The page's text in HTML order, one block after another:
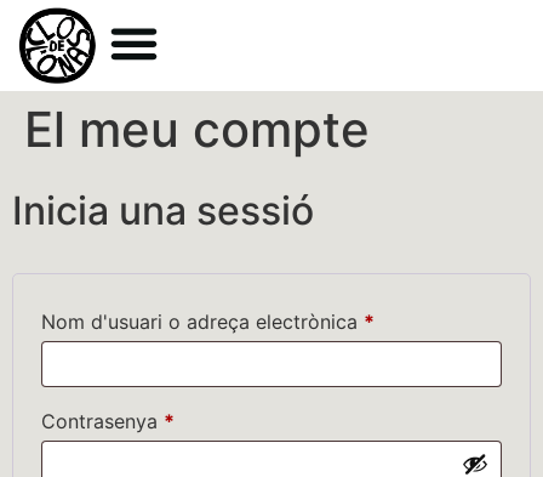
El meu compte
Inicia una sessió
Nom d'usuari o adreça electrònica *
Contrasenya *